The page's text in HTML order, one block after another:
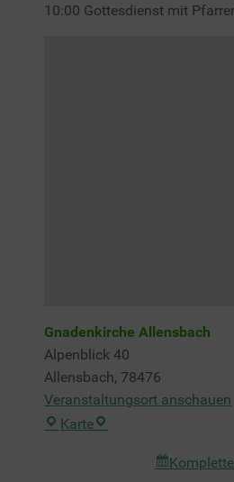
10:00 Gottesdienst mit
Gnadenkirche Allensbach
Alpenblick 40
Allensbach, 78476
Veranstaltungsort anschauen
KarteGnadenkirche